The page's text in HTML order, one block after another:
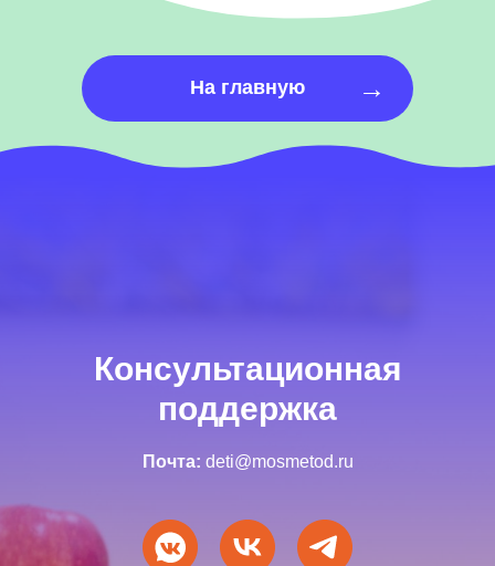
На главную →
Консультационная
поддержка
Почта: deti@mosmetod.ru